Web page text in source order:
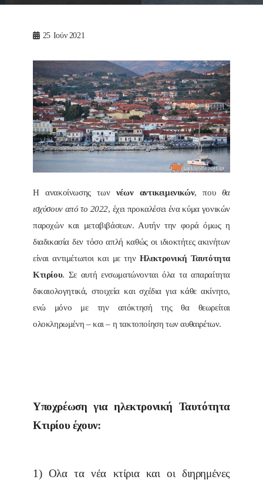
25 Ιούν 2021
Η ανακοίνωσης των νέων αντικειμενικών, που θα
ισχύσουν από το 2022, έχει προκαλέσει ένα κύμα γονικών
παροχών και μεταβιβάσεων. Αυτήν την φορά όμως η
διαδικασία δεν τόσο απλή καθώς οι ιδιοκτήτες ακινήτων
είναι αντιμέτωποι και με την Ηλεκτρονική Ταυτότητα
Κτιρίου. Σε αυτή ενσωματώνονται όλα τα απαραίτητα
δικαιολογητικά, στοιχεία και σχέδια για κάθε ακίνητο,
ενώ μόνο με την απόκτησή της θα θεωρείται
ολοκληρωμένη – και – η τακτοποίηση των αυθαιρέτων.
Υποχρέωση για ηλεκτρονική Ταυτότητα
Κτιρίου έχουν:
1) Ολα τα νέα κτίρια και οι διηρημένες